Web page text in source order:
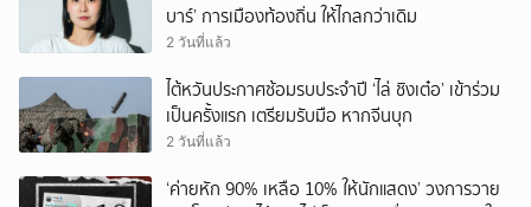
บาร์’ การเมืองท้องถิ่น ให้ไกลกว่าเดิม
2 วันที่แล้ว
ไต้หวันประกาศซ้อมรบประจำปี ‘ไล่ ชิงเต๋อ’ เข้าร่วม
เป็นครั้งแรก เตรียมรับมือ หากจีนบุก
2 วันที่แล้ว
‘ค่ายหัก 90% เหลือ 10% ให้นักแสดง’ วงการวาย